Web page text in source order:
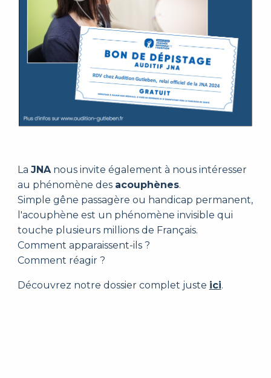
La JNAnous invite également à nous intéresser
au phénomène des acouphènes.
Simple gêne passagère ou handicap permanent,
l'acouphène est un phénomène invisible qui
touche plusieurs millions de Français.
Comment apparaissent-ils ?
Comment réagir ?
Découvrez notre dossier complet juste ici.